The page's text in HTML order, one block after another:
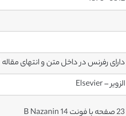
دارای رفرنس در داخل متن و انتهای مقاله
الزویر – Elsevier
23 صفحه با فونت 14 B Nazanin